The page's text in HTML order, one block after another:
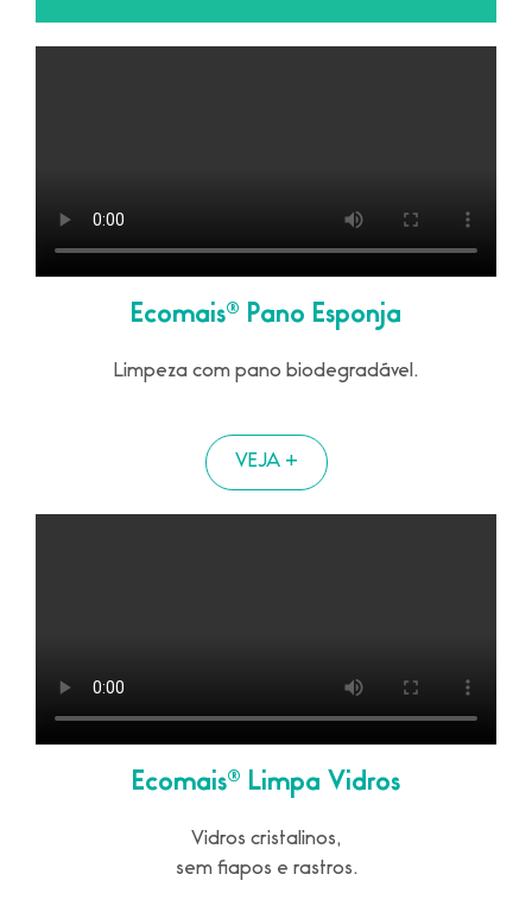
Ecomais® Pano Esponja
Limpeza com pano biodegradável.
VEJA +
Ecomais® Limpa Vidros
Vidros cristalinos,
sem fiapos e rastros.